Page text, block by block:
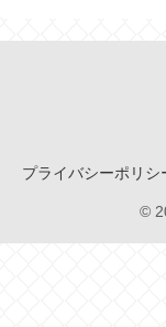
プライバシーポリシ
©